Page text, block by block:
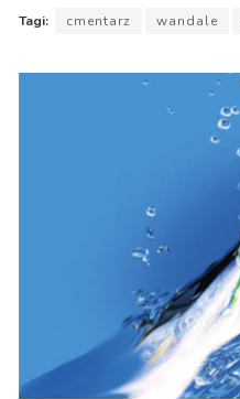
Tagi: cmentarz wandale